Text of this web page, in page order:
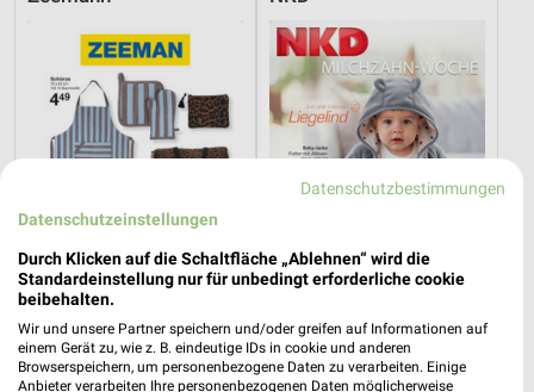
0,4 km
Diese Woche: frische Farben und Prints für zu Hause. Milchzahn-Woche
Datenschutzbestimmungen
Datenschutzeinstellungen
Durch Klicken auf die Schaltfläche „Ablehnen“ wird die
Standardeinstellung nur für unbedingt erforderliche cookie
beibehalten.
Wir und unsere Partner speichern und/oder greifen auf Informationen auf
einem Gerät zu, wie z. B. eindeutige IDs in cookie und anderen
Browserspeichern, um personenbezogene Daten zu verarbeiten. Einige
Anbieter verarbeiten Ihre personenbezogenen Daten möglicherweise